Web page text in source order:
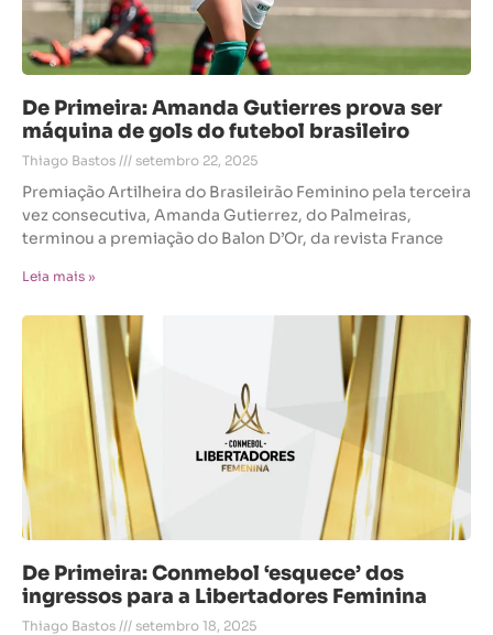
De Primeira: Amanda Gutierres prova ser
máquina de gols do futebol brasileiro
Thiago Bastos setembro 22, 2025
Premiação Artilheira do Brasileirão Feminino pela terceira
vez consecutiva, Amanda Gutierrez, do Palmeiras,
terminou a premiação do Balon D’Or, da revista France
Leia mais »
De Primeira: Conmebol ‘esquece’ dos
ingressos para a Libertadores Feminina
Thiago Bastos setembro 18, 2025